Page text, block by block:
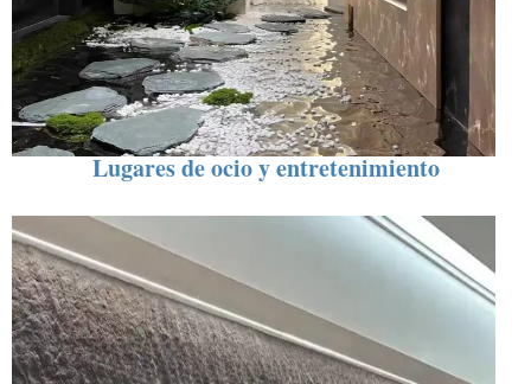
Lugares de ocio y entretenimiento